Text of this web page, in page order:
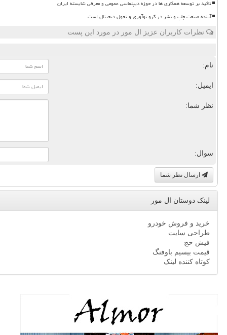
تاکید بر توسعه همکاری ها در حوزه دیپلماسی عمومی و معرفی شایسته ایران
آینده صنعت چاپ و نشر در گرو نوآوری و تحول دیجیتال است
نظرات کاربران عزیز ال مور در مورد این پست
نام:
ایمیل:
نظر شما:
سوال:
ارسال نظر شما
لینک دوستان ال مور
خرید و فروش خودرو
طراحی سایت
فیش حج
قیمت بیسیم باوفنگ
کوتاه کننده لینک